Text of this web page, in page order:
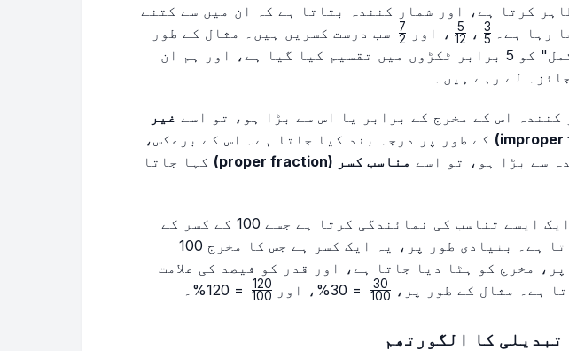
کرتا ہے، اور شمار کنندہ بتاتا ہے کہ ان میں سے کتنے
رہا ہے۔
\frac{3}
{5}
5
3 ،
\frac{5}
{12}
12
5 ، اور
\frac{7}
{2}
2
7
سب درست کسریں ہیں۔ مثال کے طور
میں، "مکمل" کو 5 برابر ٹکڑوں میں تقسیم کیا گیا ہے، اور ہم ان
کنندہ اس کے مخرج کے برابر یا اس سے بڑا ہو، تو اسے غیر
کے طور پر درجہ بند کیا جاتا ہے۔ اس کے برعکس،
سے بڑا ہو، تو اسے مناسب کسر (proper fraction)
کہا جاتا
ایک ایسے تناسب کی نمائندگی کرتا ہے جسے 100 کے کسر کے
طور پر ظاہر کیا جاتا ہے۔ بنیادی طور پر، یہ ایک کسر ہے جس کا مخرج 100
مخرج کو ہٹا دیا جاتا ہے، اور قدر کو فیصد کی علامت
ہے۔ مثال کے طور پر،
\frac{30}
100
30 = 30%، اور
\frac{120}
100
120 = 120%۔
کا الگورتھم